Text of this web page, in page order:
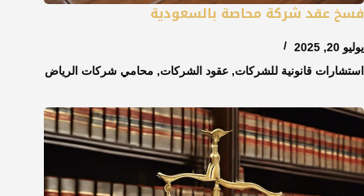
فسخ عقد شركة محاصة بالسعودية
يوليو 20, 2025
استشارات قانونية للشركات, عقود الشركات, محامي شركات الرياض